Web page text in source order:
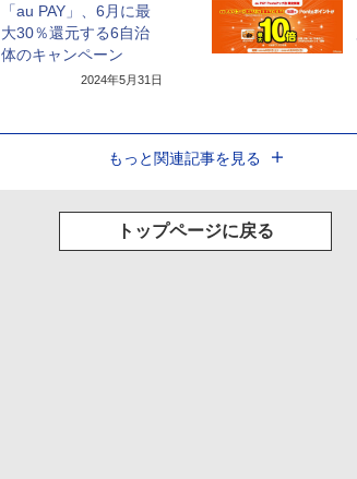
「au PAY」、6月に最
大30％還元する6自治
体のキャンペーン
2024年5月31日
もっと関連記事を見る
トップページに戻る